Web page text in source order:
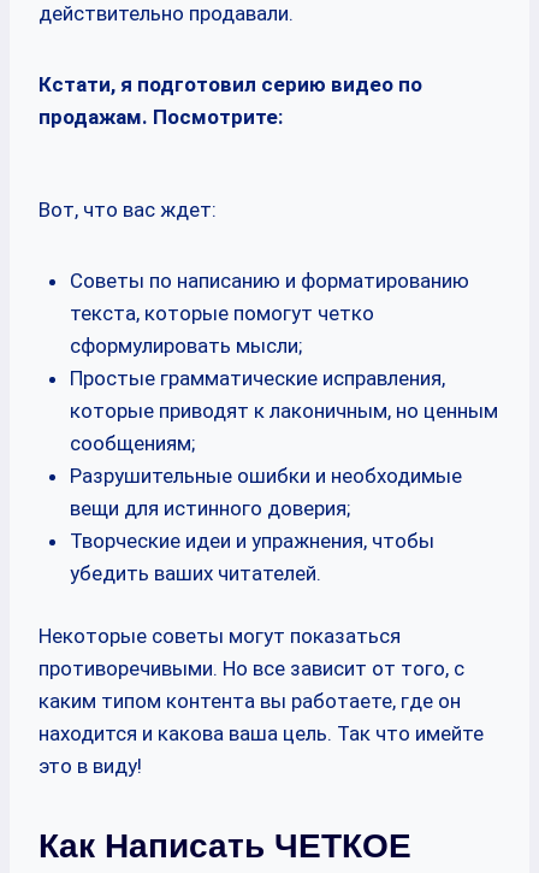
действительно продавали.
Кстати, я подготовил серию видео по
продажам. Посмотрите:
Вот, что вас ждет:
Советы по написанию и форматированию
текста, которые помогут четко
сформулировать мысли;
Простые грамматические исправления,
которые приводят к лаконичным, но ценным
сообщениям;
Разрушительные ошибки и необходимые
вещи для истинного доверия;
Творческие идеи и упражнения, чтобы
убедить ваших читателей.
Некоторые советы могут показаться
противоречивыми. Но все зависит от того, с
каким типом контента вы работаете, где он
находится и какова ваша цель. Так что имейте
это в виду!
Как Написать ЧЕТКОЕ